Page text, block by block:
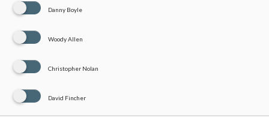
Danny Boyle
Woody Allen
Christopher Nolan
David Fincher